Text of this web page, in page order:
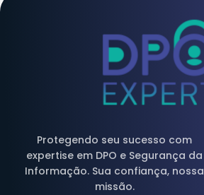
Protegendo seu sucesso com
expertise em DPO e Segurança da
Informação. Sua confiança, nossa
missão.